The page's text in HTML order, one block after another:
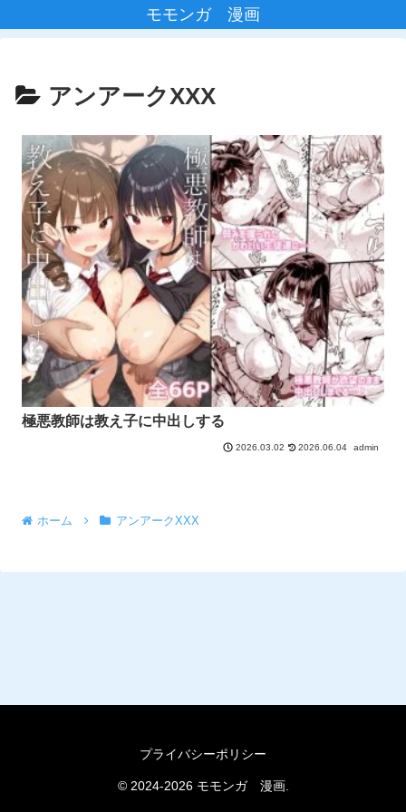
モモンガ 漫画
アンアークXXX
極悪教師は教え子に中出しする
2026.03.02 2026.06.04 admin
ホーム アンアークXXX
プライバシーポリシー
© 2024-2026 モモンガ 漫画.